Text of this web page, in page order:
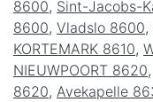
8600, Sint-Jacobs-
8600, Vladslo 8600,
KORTEMARK 8610,
NIEUWPOORT 8620,
8620, Avekapelle